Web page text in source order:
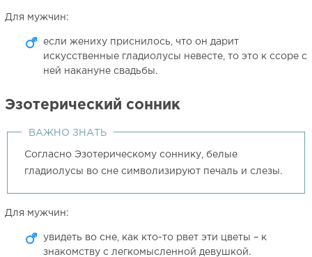
Для мужчин:
если жениху приснилось, что он дарит
искусственные гладиолусы невесте, то это к ссоре с
ней накануне свадьбы.
Эзотерический сонник
ВАЖНО ЗНАТЬ
Согласно Эзотерическому соннику, белые
гладиолусы во сне символизируют печаль и слезы.
Для мужчин:
увидеть во сне, как кто-то рвет эти цветы – к
знакомству с легкомысленной девушкой.